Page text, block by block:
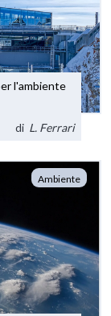
l'ambiente
di L. Ferrari
Ambiente